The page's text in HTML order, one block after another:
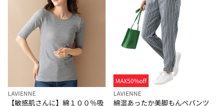
LAVIENNE
【敏感肌さんに】綿１００％吸
MAX50%off
LAVIENNE
綿混あったか美脚もんぺパンツ